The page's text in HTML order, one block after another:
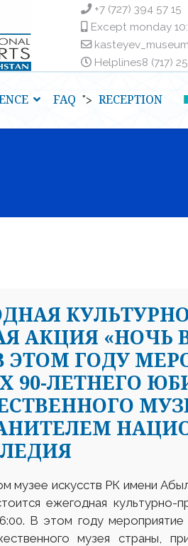
+7 (727) 394 57 15
Except monday
Helplinesㅤ8 (717)
FAQ "> RECEPTION
АКЦИЯ «НОЧЬ
В ЭТОМ ГОДУ
90-ЛЕТНЕГО
музее искусств РК имени
ежегодная культурно-
В этом году
музея страны,